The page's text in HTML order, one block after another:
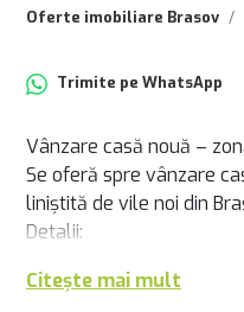
Oferte imobiliare Brasov
Trimite pe WhatsApp
Vânzare casă nouă –
Se oferă spre vânzare
liniștită de vile noi din
Detalii:
- Compartimentare
Citește mai mult